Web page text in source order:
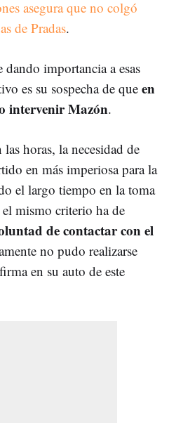
asegura que no colgó
de Pradas.
importancia a esas
es su sospecha de que en
intervenir Mazón.
horas, la necesidad de
en más imperiosa para la
el largo tiempo en la toma
mismo criterio ha de
de contactar con el
no pudo realizarse
en su auto de este